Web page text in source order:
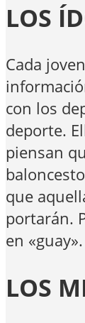
LOS
Cada
con los
deporte.
piensan
que
portarán.
en «guay».
LOS